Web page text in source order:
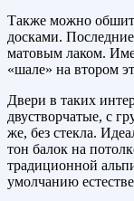
Также можно
досками.
матовым лаком.
«шале» на втором
Двери в таких
двустворчатые, с
же, без стекла.
тон балок на
традиционной
умолчанию